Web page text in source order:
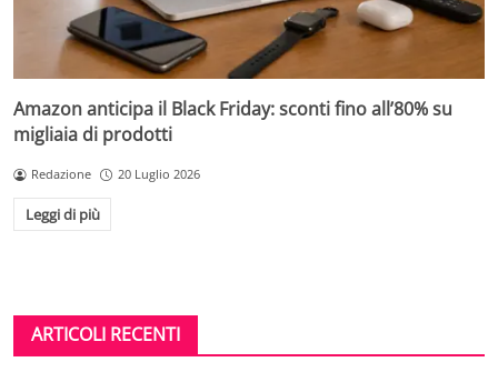
Amazon anticipa il Black Friday: sconti fino all’80% su
migliaia di prodotti
Redazione 20 Luglio 2026
Leggi di più
ARTICOLI RECENTI